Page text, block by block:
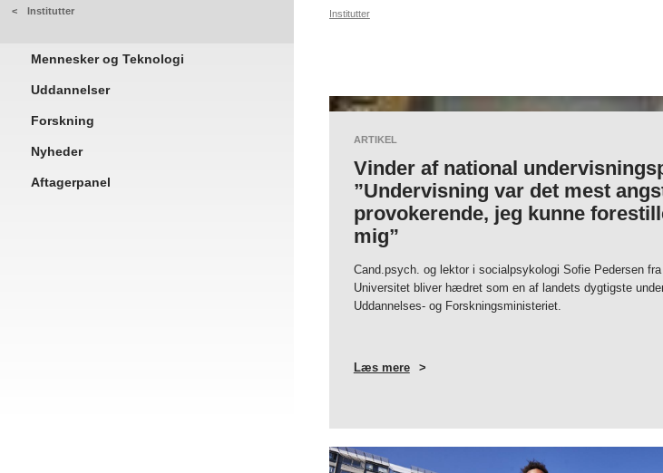
Institutter
Mennesker og Teknologi
Uddannelser
Forskning
Nyheder
Aftagerpanel
Brødkrumme
Institutter
man, 09/23/2024 - 08:24
ARTIKEL
Vinder af national
”Undervisning var det mest
provokerende, jeg kunne
mig”
Cand.psych. og lektor i socialpsykologi Sofie Pedersen
Universitet bliver hædret som en af landets dygtigste
Uddannelses- og Forskningsministeriet.
Læs mereOM
VINDER
VAR
ANGST-